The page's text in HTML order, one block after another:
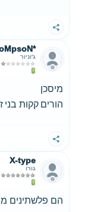
שתף
ג'וניור
מיסכן
הורים קקות בני
שתף
X-type
גורו
הם פלשתינים